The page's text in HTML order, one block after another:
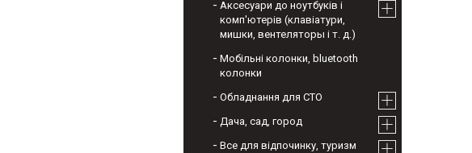
Аксесуари до ноутбуків і
комп'ютерів (клавіатури,
мишки, вентеляторы і т. д.)
Мобільні колонки, bluetooth
колонки
Обладнання для СТО
Дача, сад, город
Все для відпочинку, туризм